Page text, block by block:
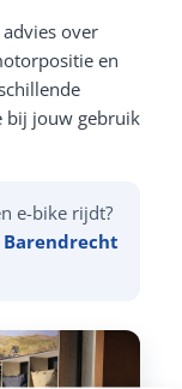
over
en
bij jouw gebruik
e-bike rijdt?